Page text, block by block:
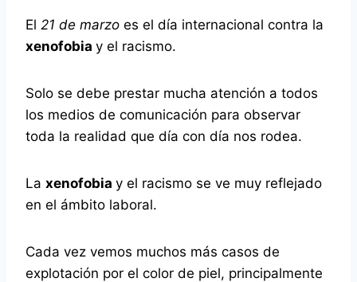
El 21 de marzo es el día internacional contra la
xenofobia y el racismo.
Solo se debe prestar mucha atención a todos
los medios de comunicación para observar
toda la realidad que día con día nos rodea.
La xenofobia y el racismo se ve muy reflejado
en el ámbito laboral.
Cada vez vemos muchos más casos de
explotación por el color de piel, principalmente